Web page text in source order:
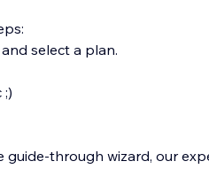
select a plan.
guide-through wizard, our